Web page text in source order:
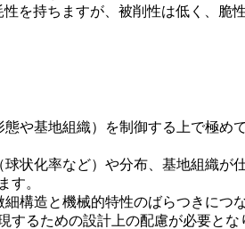
を持ちますが、被削性は低く、脆
や基地組織）を制御する上で極め
状化率など）や分布、基地組織が
す。
構造と機械的特性のばらつきにつ
るための設計上の配慮が必要とな